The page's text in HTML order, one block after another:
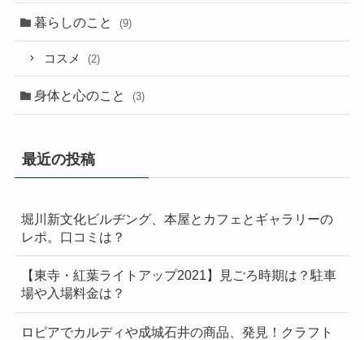
暮らしのこと (9)
コスメ (2)
身体と心のこと (3)
最近の投稿
堀川新文化ビルヂング、本屋とカフェとギャラリーの
レポ。口コミは？
【東寺・紅葉ライトアップ2021】見ごろ時期は？駐車
場や入場料金は？
ロピアでカルディや成城石井の商品、発見！クラフト